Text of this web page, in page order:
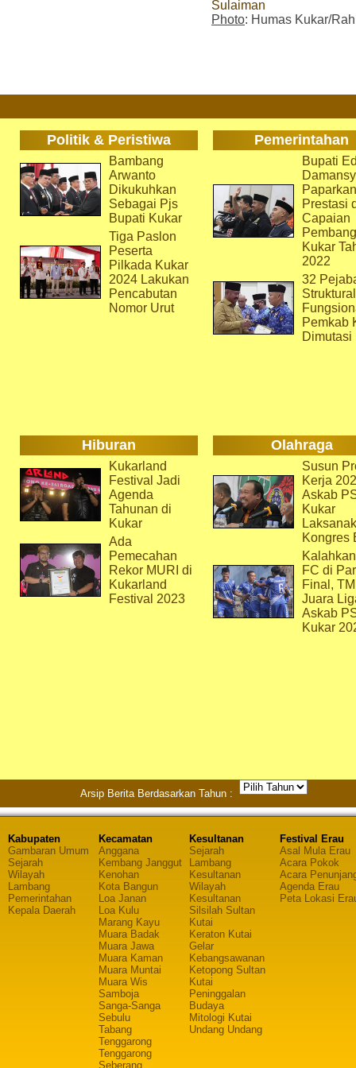
Sulaiman
Photo: Humas Kukar/
Politik & Peristiwa Pemerintahan
Bambang
Arwanto
Dikukuhkan
Sebagai Pjs
Bupati Kukar
Tiga Paslon
Peserta
Pilkada Kukar
2024 Lakukan
Pencabutan
Nomor Urut
Bupati
Paparkan
Prestasi
Capaian
Kukar
2022
32
Pemkab
Dimutasi
Hiburan Olahraga
Kukarland
Festival Jadi
Agenda
Tahunan di
Kukar
Ada
Pemecahan
Rekor MURI di
Kukarland
Festival 2023
Susun
Kerja
Askab
Kukar
Kongres
FC di
Final,
Juara
Askab
Kukar
Arsip Berita Berdasarkan Tahun :
Kabupaten
Gambaran Umum
Sejarah
Wilayah
Lambang
Pemerintahan
Kepala Daerah
Kecamatan
Anggana
Kembang Janggut
Kenohan
Kota Bangun
Loa Janan
Loa Kulu
Marang Kayu
Muara Badak
Muara Jawa
Muara Kaman
Muara Muntai
Muara Wis
Samboja
Sanga-Sanga
Sebulu
Tabang
Tenggarong
Tenggarong
Seberang
Kesultanan
Sejarah
Lambang
Kesultanan
Wilayah
Kesultanan
Silsilah Sultan
Kutai
Keraton Kutai
Gelar
Kebangsawanan
Ketopong Sultan
Kutai
Peninggalan
Budaya
Mitologi Kutai
Undang Undang
Festival Erau
Asal Mula Erau
Acara Pokok
Acara
Agenda Erau
Peta Lokasi